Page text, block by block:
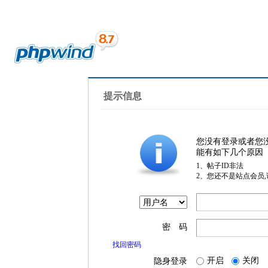
提示信息
您没有登录或者您
能有如下几个原因
1、帖子ID非法
2、您还不是站点会员
密 码
找回密码
隐身登录 开启 关闭